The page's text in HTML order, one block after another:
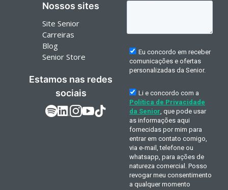
Nossos sites
Site Senior
Carreiras
Blog
Senior Store
Estamos nas redes
sociais